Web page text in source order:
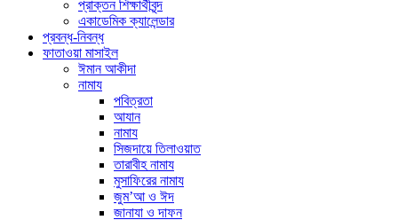
প্রাক্তন শিক্ষার্থীবৃন্দ
একাডেমিক ক্যালেন্ডার
প্রবন্ধ-নিবন্ধ
ফাতাওয়া মাসাইল
ঈমান আকীদা
নামায
পবিত্রতা
আযান
নামায
সিজদায়ে তিলাওয়াত
তারাবীহ নামায
মুসাফিরের নামায
জুম’আ ও ঈদ
জানাযা ও দাফন